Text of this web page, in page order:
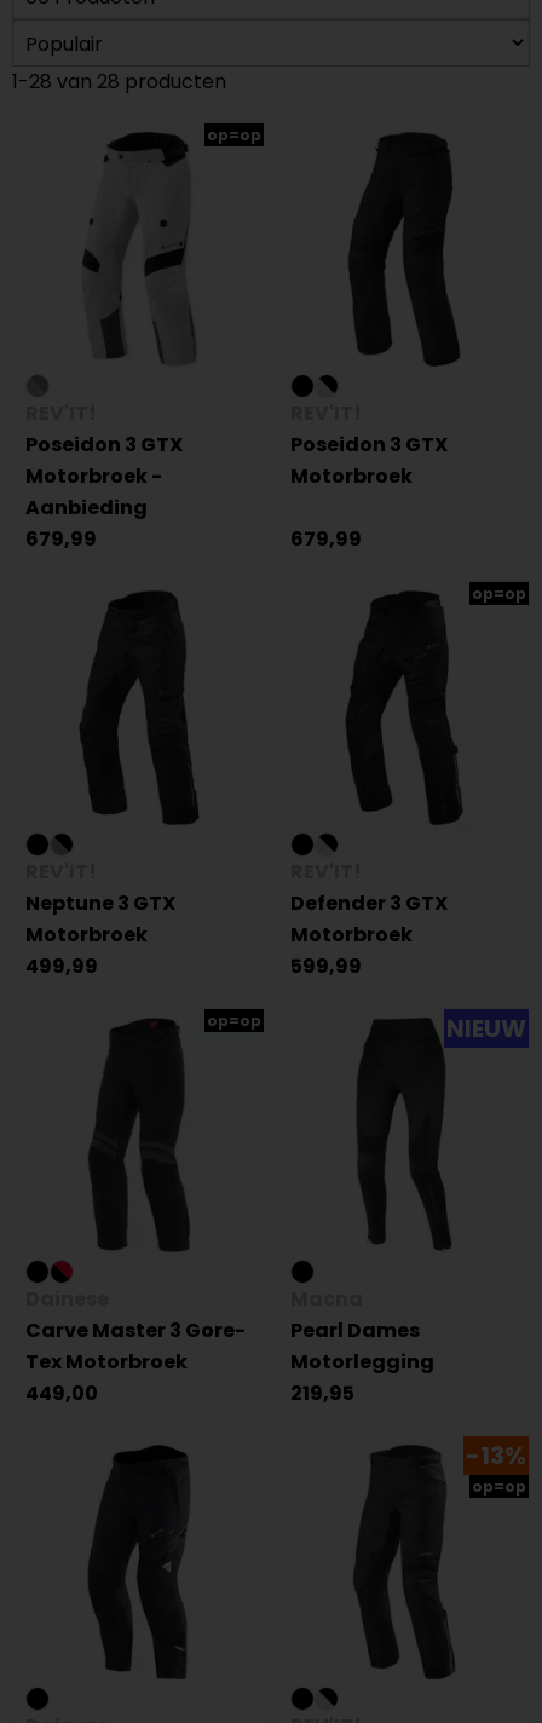
1-28 van 28 producten
op=op
Poseidon 3 GTX
Motorbroek -
Aanbieding
679,99
Poseidon 3 GTX
Motorbroek
679,99
Neptune 3 GTX
Motorbroek
499,99
op=op
Defender 3 GTX
Motorbroek
599,99
op=op
Carve Master 3 Gore-
Tex Motorbroek
449,00
NIEUW
Pearl Dames
Motorlegging
219,95
-13%
op=op